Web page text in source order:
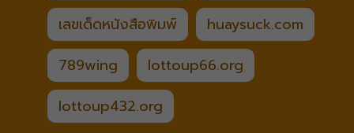
เลขเด็ดหนังสือพิมพ์
huaysuck.com
789wing
lottoup66.org
lottoup432.org